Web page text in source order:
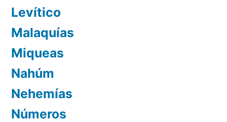
Levítico
Malaquías
Miqueas
Nahúm
Nehemías
Números